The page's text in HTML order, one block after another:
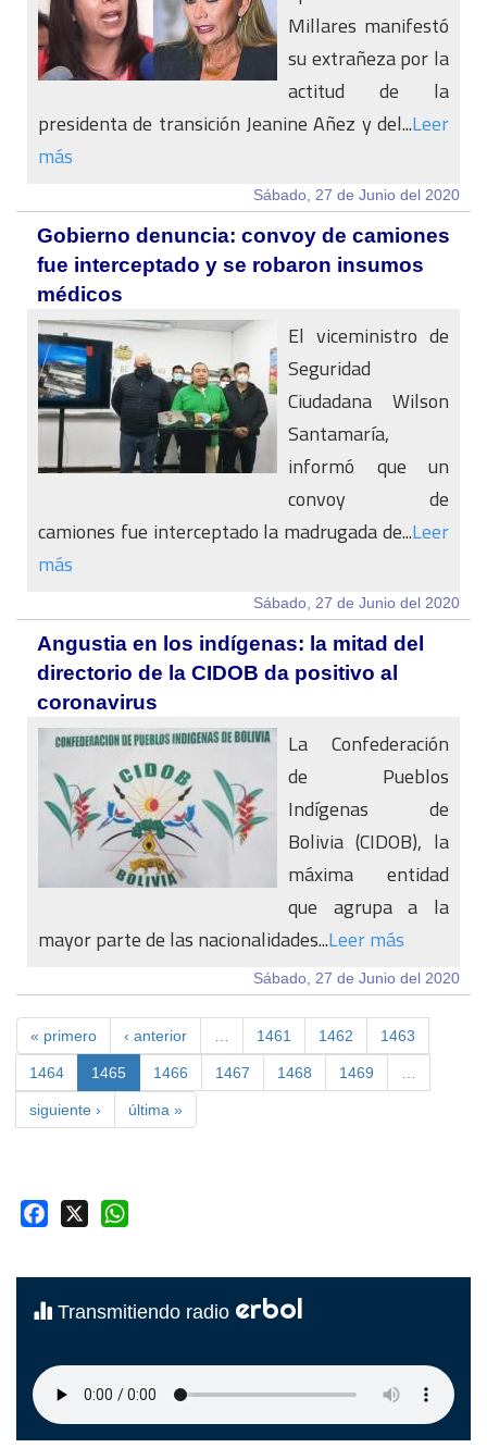
Millares manifestó
su extrañeza por la
actitud de la
presidenta de transición Jeanine Añez y del...Leer
más
Sábado, 27 de Junio del 2020
Gobierno denuncia: convoy de camiones
fue interceptado y se robaron insumos
médicos
El viceministro de
Seguridad
Ciudadana Wilson
Santamaría,
informó que un
convoy de
camiones fue interceptado la madrugada de...Leer
más
Sábado, 27 de Junio del 2020
Angustia en los indígenas: la mitad del
directorio de la CIDOB da positivo al
coronavirus
La Confederación
de Pueblos
Indígenas de
Bolivia (CIDOB), la
máxima entidad
que agrupa a la
mayor parte de las nacionalidades...Leer más
Sábado, 27 de Junio del 2020
« primero ‹ anterior 1461 1462 1463
1464 1465 1466 1467 1468 1469
siguiente › última »
Facebook
Transmitiendo radio erbol